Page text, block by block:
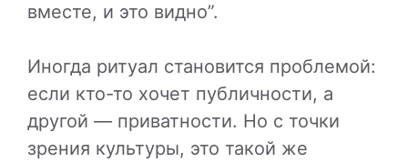
вместе, и это видно”.
Иногда ритуал становится проблемой:
если кто-то хочет публичности, а
другой — приватности. Но с точки
зрения культуры, это такой же